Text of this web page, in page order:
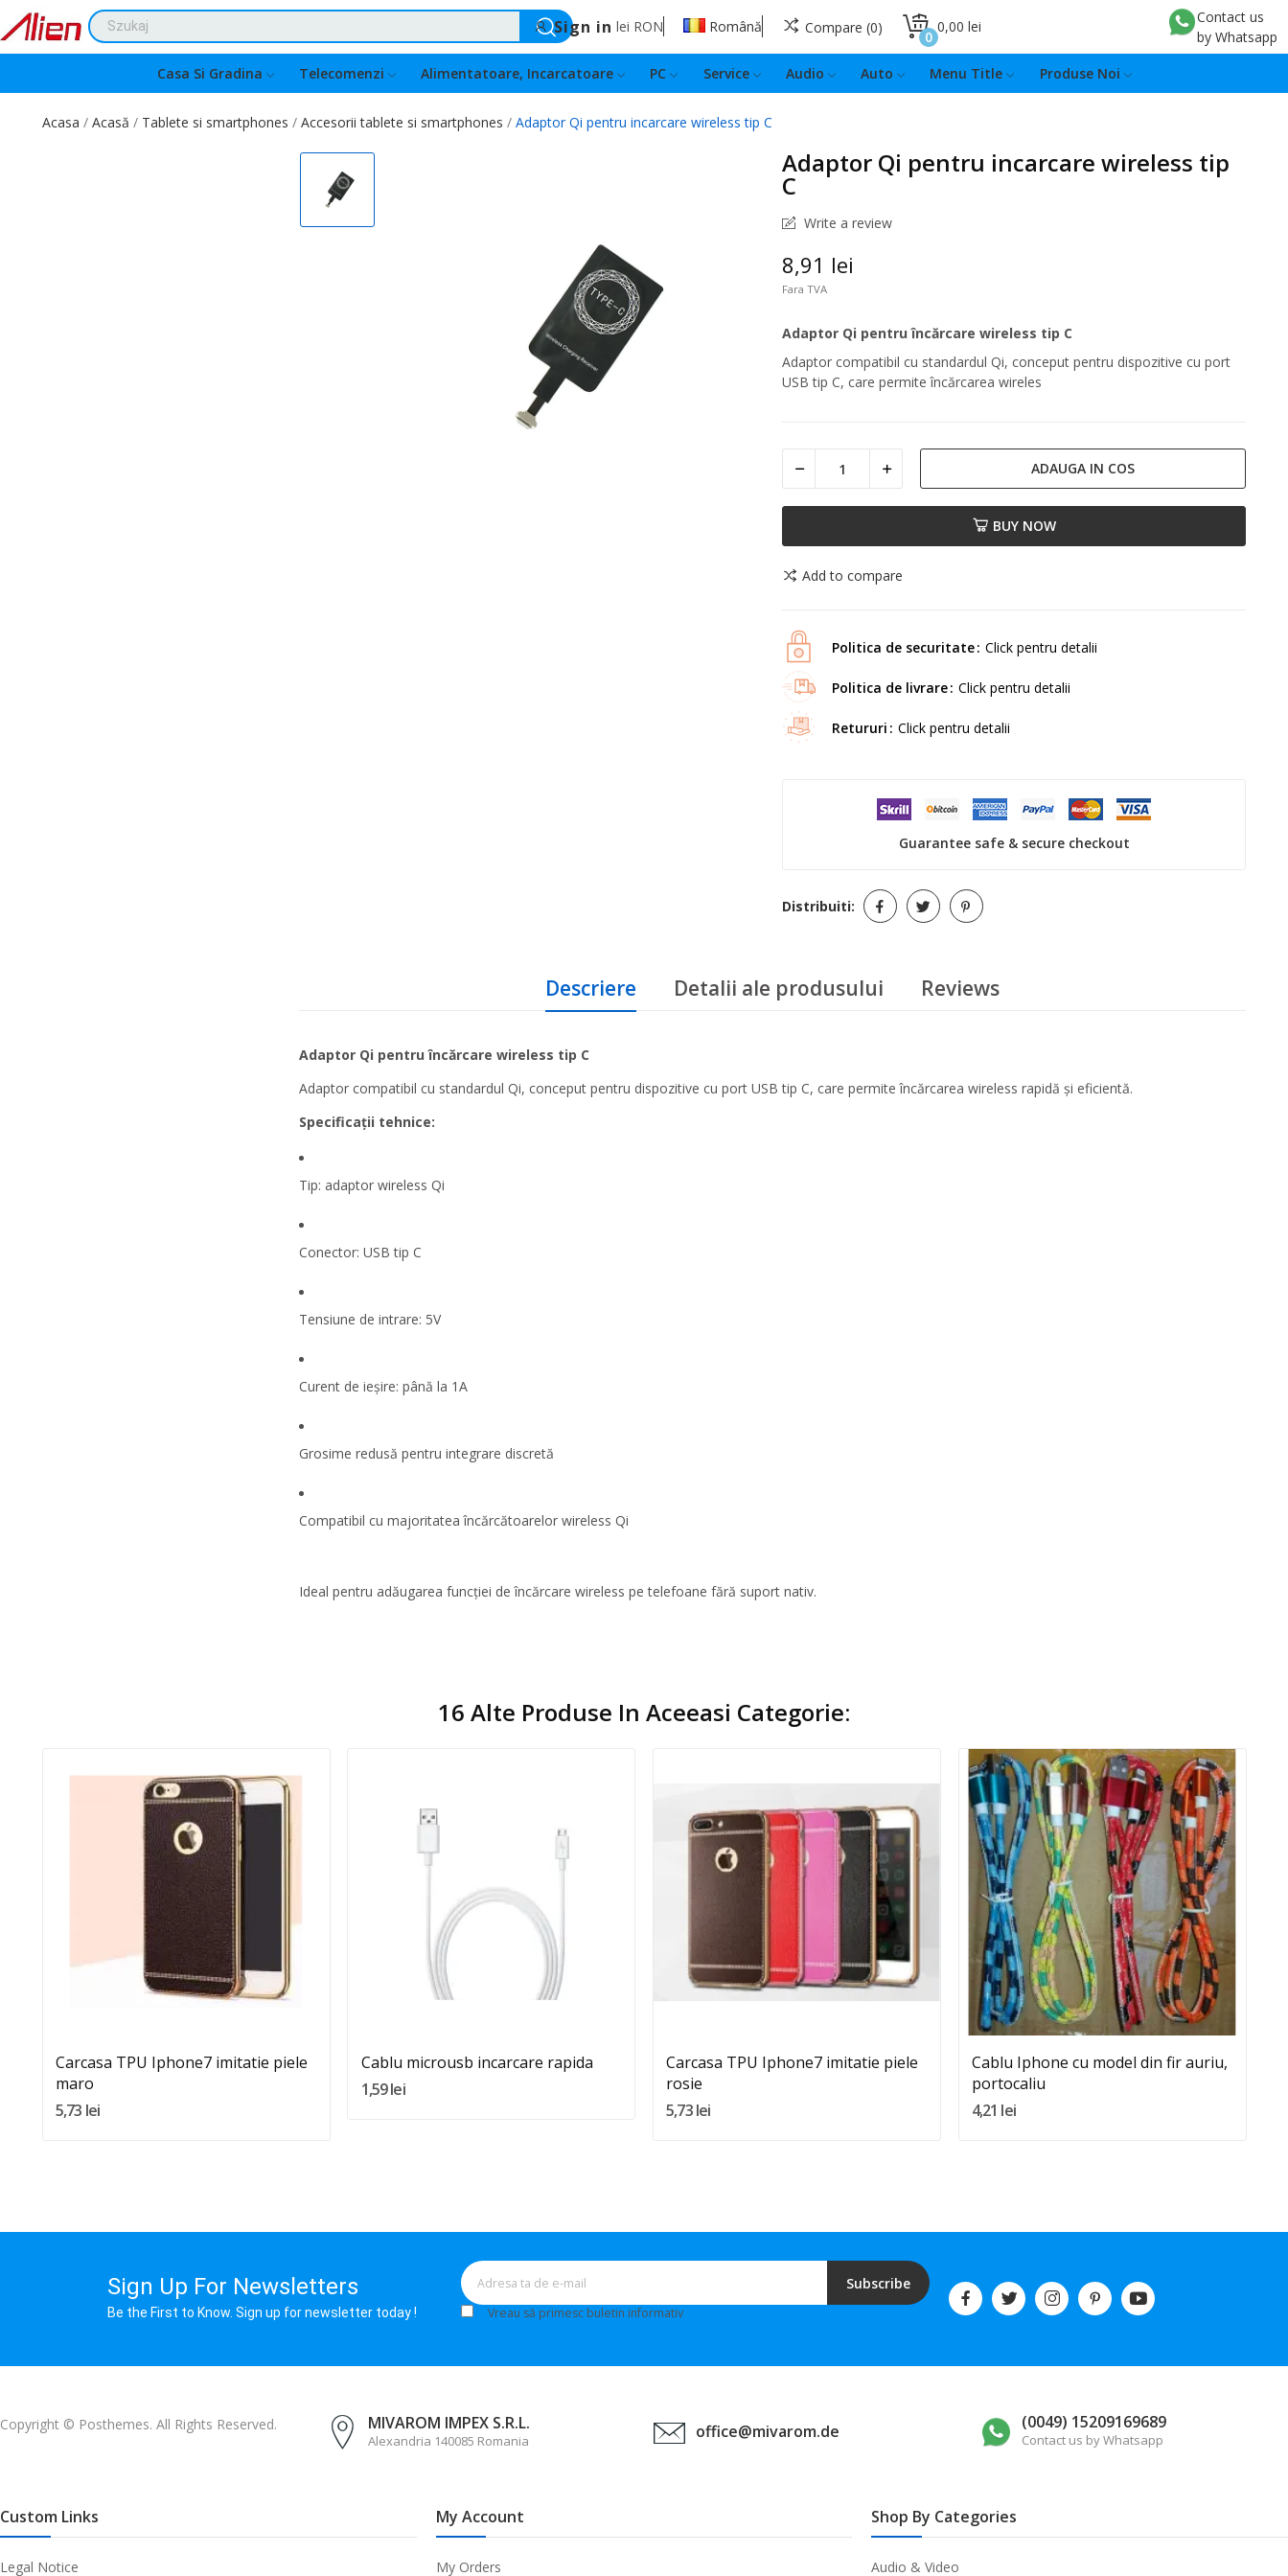
Sign in lei RON Română Compare 0 0,00 lei
0
Contact us
by Whatsapp
Casa Si Gradina
Telecomenzi Alimentatoare, Incarcatoare PC Service Audio Auto Menu Title Produse Noi
Acasa Acasă Tablete si smartphones Accesorii tablete si smartphones Adaptor Qi pentru incarcare wireless tip C
Adaptor Qi pentru incarcare wireless tip
C
Write a review
8,91 lei
Fara TVA
Adaptor Qi pentru încărcare wireless tip C
Adaptor compatibil cu standardul Qi, conceput pentru dispozitive cu port
USB tip C, care permite încărcarea wireles
ADAUGA IN COS
BUY NOW
Add to compare
Politica de securitate Click pentru detalii
Politica de livrare Click pentru detalii
Retururi Click pentru detalii
Guarantee safe & secure checkout
Distribuiti:
Descriere Detalii ale produsului Reviews
Adaptor Qi pentru încărcare wireless tip C
Adaptor compatibil cu standardul Qi, conceput pentru dispozitive cu port USB tip C, care permite încărcarea wireless rapidă și eficientă.
Specificații tehnice:
Tip: adaptor wireless Qi
Conector: USB tip C
Tensiune de intrare: 5V
Curent de ieșire: până la 1A
Grosime redusă pentru integrare discretă
Compatibil cu majoritatea încărcătoarelor wireless Qi
Ideal pentru adăugarea funcției de încărcare wireless pe telefoane fără suport nativ.
16 Alte Produse In Aceeasi Categorie:
Quantity:
Adauga In Cos
Carcasa TPU Iphone7 imitatie piele
maro
5,73 lei
Cablu microusb incarcare rapida
1,59 lei
Quantity:
Carcasa TPU Iphone7 imitatie piele
rosie
5,73 lei
Quantity:
Adauga In Cos
Cablu Iphone cu model din fir auriu,
portocaliu
4,21 lei
Sign Up For Newsletters
Be the First to Know. Sign up for newsletter today !
Subscribe
Vreau să primesc buletin informativ
Copyright © Posthemes. All Rights Reserved. MIVAROM IMPEX S.R.L.
Alexandria 140085 Romania office@mivarom.de (0049) 15209169689
Contact us by Whatsapp
Custom Links
Legal Notice
My Account
My Orders
Shop By Categories
Audio & Video